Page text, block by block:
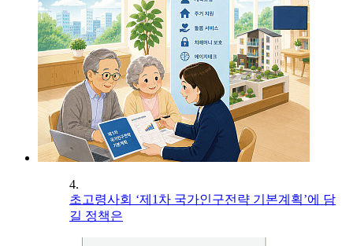
4.
초고령사회 ‘제1차 국가인구전략 기본계획’에 담
길 정책은